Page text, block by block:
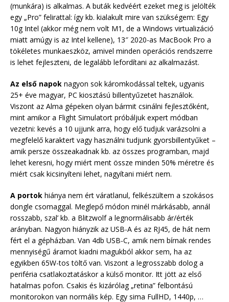
(munkára) is alkalmas. A buták kedvéért ezeket meg is jelölték
egy „Pro” felirattal: így kb. kialakult mire van szükségem: Egy
10g Intel (akkor még nem volt M1, de a Windows virtualizáció
miatt amúgy is az Intel kellene), 13″ 2020-as MacBook Pro a
tökéletes munkaeszköz, amivel minden operációs rendszerre
is lehet fejleszteni, de legalább lefordítani az alkalmazást.
Az első napok nagyon sok káromkodással teltek, ugyanis
25+ éve magyar, PC kiosztású billentyűzetet használok.
Viszont az Alma gépeken olyan bármit csinálni fejlesztőként,
mint amikor a Flight Simulatort próbáljuk expert módban
vezetni: kevés a 10 ujjunk arra, hogy elő tudjuk varázsolni a
megfelelő karaktert vagy használni tudjunk gyorsbillentyűket –
amik persze összeakadnak kb. az összes programban, majd
lehet keresni, hogy miért ment össze minden 50% méretre és
miért csak kicsinyíteni lehet, nagyítani miért nem.
A portok hiánya nem ért váratlanul, felkészültem a szokásos
dongle csomaggal. Meglepő módon minél márkásabb, annál
rosszabb, szal’ kb. a Blitzwolf a legnormálisabb ár/érték
arányban. Nagyon hiányzik az USB-A és az RJ45, de hát nem
fért el a gépházban. Van 4db USB-C, amik nem bírnak rendes
mennyiségű áramot kiadni magukból akkor sem, ha az
egyikben 65W-tos töltő van. Viszont a legrosszabb dolog a
periféria csatlakoztatáskor a külső monitor. Itt jött az első
hatalmas pofon. Csakis és kizárólag „retina” felbontású
monitorokon van normális kép. Egy sima FullHD, 1440p, …